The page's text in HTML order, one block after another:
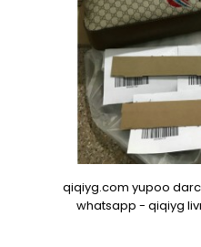
qiqiyg.com yupoo
whatsapp - qiqiyg